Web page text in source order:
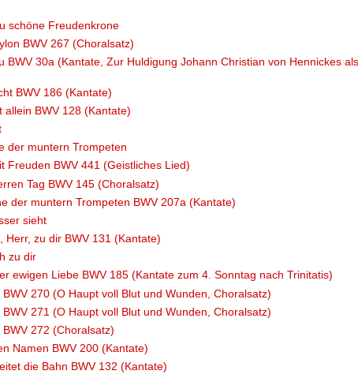
schöne Freudenkrone
BWV 267 (Choralsatz)
BWV 30a (Kantate, Zur Huldigung Johann Christian von Hennickes als
BWV 186 (Kantate)
allein BWV 128 (Kantate)
der muntern Trompeten
Freuden BWV 441 (Geistliches Lied)
Tag BWV 145 (Choralsatz)
der muntern Trompeten BWV 207a (Kantate)
sieht
Herr, zu dir BWV 131 (Kantate)
zu dir
ewigen Liebe BWV 185 (Kantate zum 4. Sonntag nach Trinitatis)
270 (O Haupt voll Blut und Wunden, Choralsatz)
271 (O Haupt voll Blut und Wunden, Choralsatz)
272 (Choralsatz)
Namen BWV 200 (Kantate)
die Bahn BWV 132 (Kantate)